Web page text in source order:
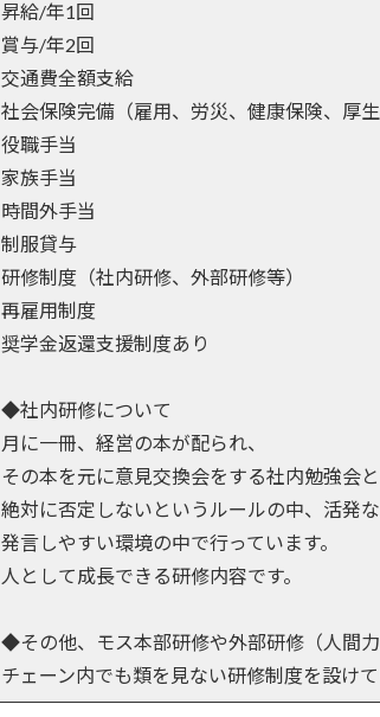
昇給/年1回
賞与/年2回
交通費全額支給
社会保険完備（雇用、労災、健康保険、厚生
役職手当
家族手当
時間外手当
制服貸与
研修制度（社内研修、外部研修等）
再雇用制度
奨学金返還支援制度あり
◆社内研修について
月に一冊、経営の本が配られ、
その本を元に意見交換会をする社内勉強会と
絶対に否定しないというルールの中、活発な
発言しやすい環境の中で行っています。
人として成長できる研修内容です。
◆その他、モス本部研修や外部研修（人間力
チェーン内でも類を見ない研修制度を設けて